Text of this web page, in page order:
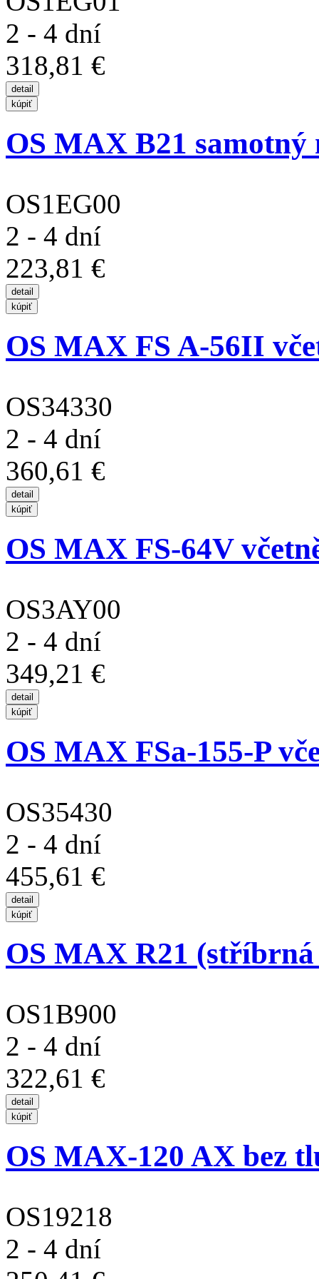
2 - 4 dní
318,81 €
OS MAX B21 samotný
OS1EG00
2 - 4 dní
223,81 €
OS MAX FS A-56II
OS34330
2 - 4 dní
360,61 €
OS MAX FS-64V
OS3AY00
2 - 4 dní
349,21 €
OS MAX FSa-155-P
OS35430
2 - 4 dní
455,61 €
OS MAX R21 (stříbrná
OS1B900
2 - 4 dní
322,61 €
OS MAX-120 AX bez
OS19218
2 - 4 dní